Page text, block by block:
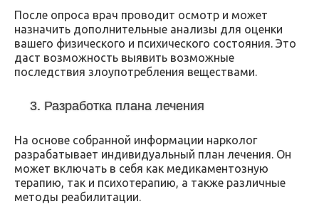
После опроса врач проводит осмотр и может
назначить дополнительные анализы для оценки
вашего физического и психического состояния. Это
даст возможность выявить возможные
последствия злоупотребления веществами.
3. Разработка плана лечения
На основе собранной информации нарколог
разрабатывает индивидуальный план лечения. Он
может включать в себя как медикаментозную
терапию, так и психотерапию, а также различные
методы реабилитации.